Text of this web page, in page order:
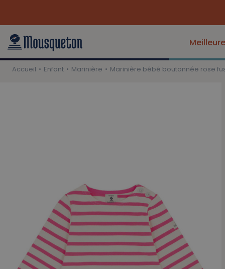
Accueil Enfant Marinière Marinière bébé boutonnée rose